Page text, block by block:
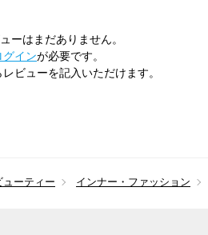
128cm
ーはまだありません。
グインが必要です。
レビューを記入いただけます。
ーティー インナー・ファッション